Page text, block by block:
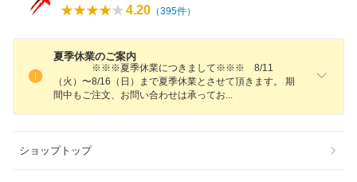
4.20 （395件）
夏季休業のご案内
※※※夏季休業につきまして※※※ 8/11
（火）〜8/16（日）まで夏季休業とさせて頂きます。 期
間中もご注文、お問い合わせは承ってお
ショップトップ